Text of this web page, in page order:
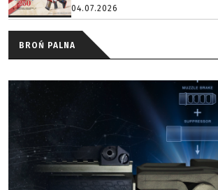
04.07.2026
BROŃ PALNA